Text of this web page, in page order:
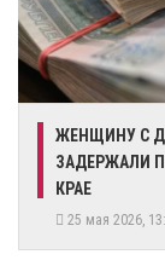
ЖЕНЩИНУ С
ЗАДЕРЖАЛИ
КРАЕ
25 мая 2026,